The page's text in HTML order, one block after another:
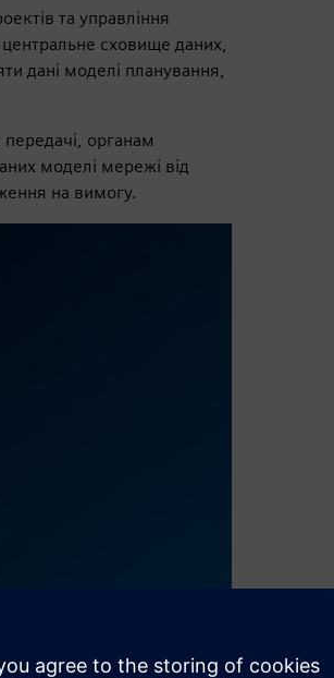
та управління
сховище даних,
дані моделі планування,
органам
моделі мережі від
на вимогу.